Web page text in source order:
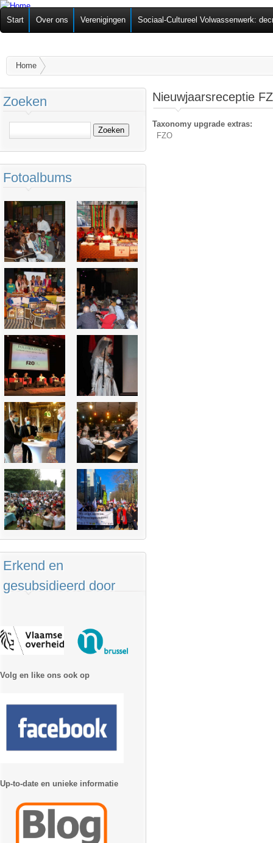
Federatie van
Zelforganisaties
Start Over ons Verenigingen Sociaal-Cultureel Volwassenwerk:
U bent hier
Home
Nieuwjaarsreceptie
Taxonomy upgrade extras:
FZO
Zoeken
Fotoalbums
Erkend en
gesubsidieerd door
Volg en like ons ook op
Up-to-date en unieke informatie